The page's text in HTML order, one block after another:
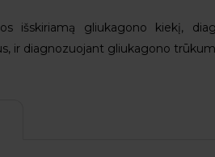
išskiriamą gliukagono kiekį,
ir diagnozuojant gliukagono